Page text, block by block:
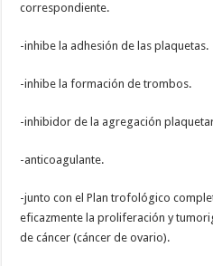
correspondiente.
-inhibe la adhesión de las plaquetas.
-inhibe la formación de trombos.
-inhibidor de la agregación
-anticoagulante.
-junto con el Plan trofológico
eficazmente la proliferación y
de cáncer (cáncer de ovario).